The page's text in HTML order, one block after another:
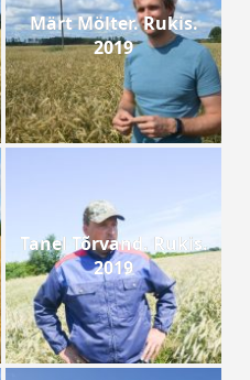
Märt Mölter. Rukis.
2019
Tanel Tõrvand. Rukis.
2019